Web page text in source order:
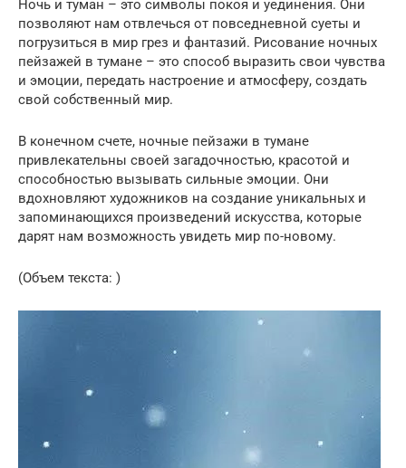
Ночь и туман – это символы покоя и уединения. Они
позволяют нам отвлечься от повседневной суеты и
погрузиться в мир грез и фантазий. Рисование ночных
пейзажей в тумане – это способ выразить свои чувства
и эмоции, передать настроение и атмосферу, создать
свой собственный мир.
В конечном счете, ночные пейзажи в тумане
привлекательны своей загадочностью, красотой и
способностью вызывать сильные эмоции. Они
вдохновляют художников на создание уникальных и
запоминающихся произведений искусства, которые
дарят нам возможность увидеть мир по-новому.
(Объем текста: )